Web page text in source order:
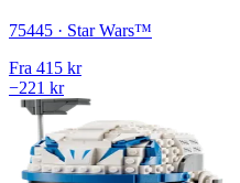
75445 · Star Wars™
Fra 415 kr
−221 kr